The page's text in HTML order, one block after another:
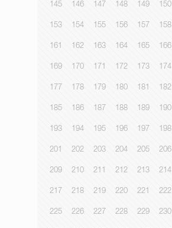
145 146 147 148 149 150
153 154 155 156 157 158
161 162 163 164 165 166
169 170 171 172 173 174
177 178 179 180 181 182
185 186 187 188 189 190
193 194 195 196 197 198
201 202 203 204 205 206
209 210 211 212 213 214
217 218 219 220 221 222
225 226 227 228 229 230